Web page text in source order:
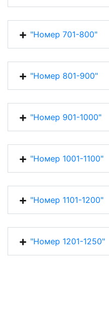
"Номер 701-800"
"Номер 801-900"
"Номер 901-1000"
"Номер 1001-1100"
"Номер 1101-1200"
"Номер 1201-1250"